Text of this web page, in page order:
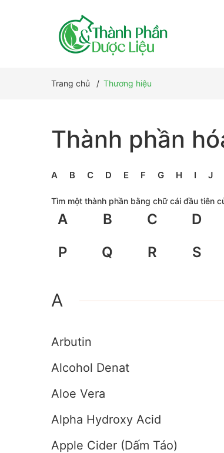
Trang chủ / Thương hiệu
Thành phần
A B C D E F G H I J
Tìm một thành phần bằng chữ cái đầu tiên
A B C D
P
Q R S
A
Arbutin
Alcohol Denat
Aloe Vera
Alpha Hydroxy Acid
Apple Cider (Dấm Táo)